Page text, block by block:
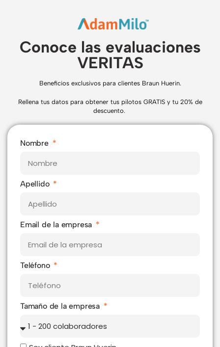
Conoce las evaluaciones
VERITAS
Beneficios exclusivos para clientes Braun Huerin.
Rellena tus datos para obtener tus pilotos GRATIS y tu 20% de
descuento.
Nombre
Apellido
Email de la empresa
Teléfono
Tamaño de la empresa